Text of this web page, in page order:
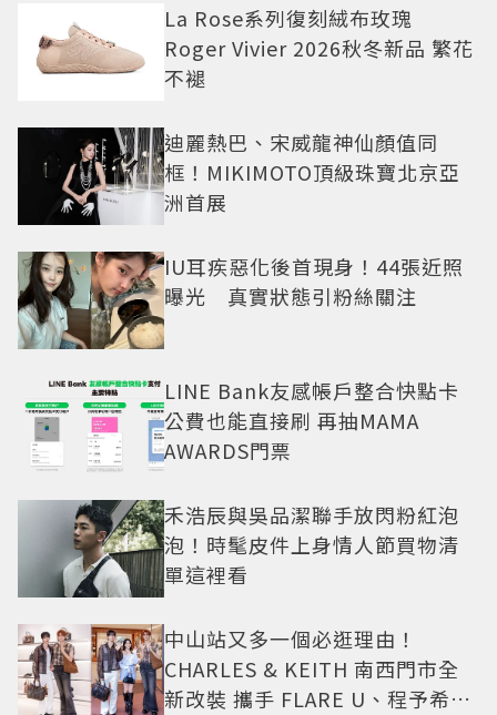
La Rose系列復刻絨布玫瑰
Roger Vivier 2026秋冬新品 繁花
不褪
迪麗熱巴、宋威龍神仙顏值同
框！MIKIMOTO頂級珠寶北京亞
洲首展
IU耳疾惡化後首現身！44張近照
曝光 真實狀態引粉絲關注
LINE Bank友感帳戶整合快點卡
公費也能直接刷 再抽MAMA
AWARDS門票
禾浩辰與吳品潔聯手放閃粉紅泡
泡！時髦皮件上身情人節買物清
單這裡看
中山站又多一個必逛理由！
CHARLES & KEITH 南西門市全
新改裝 攜手 FLARE U、程予希演